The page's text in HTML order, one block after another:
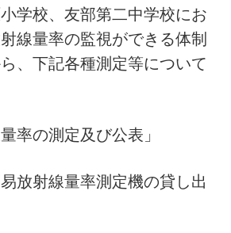
学校、友部第二中学校にお
線量率の監視ができる体制
、下記各種測定等について
率の測定及び公表」
放射線量率測定機の貸し出